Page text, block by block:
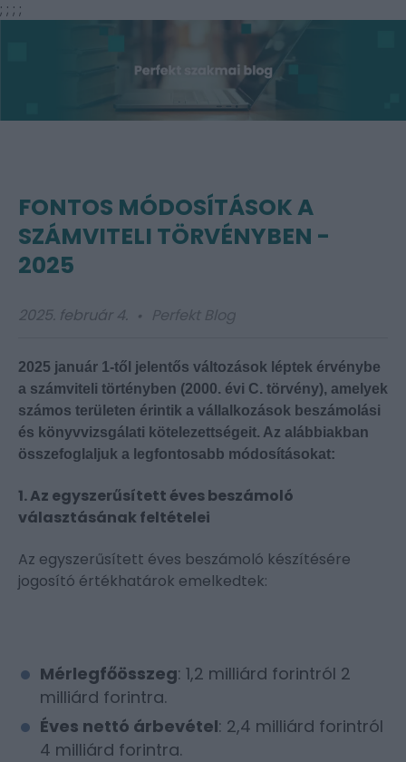
; ; ; ;
FONTOS MÓDOSÍTÁSOK A
SZÁMVITELI TÖRVÉNYBEN -
2025
2025. február 4. Perfekt Blog
2025 január 1-től jelentős változások léptek érvénybe
a számviteli történyben (2000. évi C. törvény), amelyek
számos területen érintik a vállalkozások beszámolási
és könyvvizsgálati kötelezettségeit. Az alábbiakban
összefoglaljuk a legfontosabb módosításokat:
1. Az egyszerűsített éves beszámoló
választásának feltételei
Az egyszerűsített éves beszámoló készítésére
jogosító értékhatárok emelkedtek:
Mérlegfőösszeg: 1,2 milliárd forintról 2
milliárd forintra.
Éves nettó árbevétel: 2,4 milliárd forintról
4 milliárd forintra.